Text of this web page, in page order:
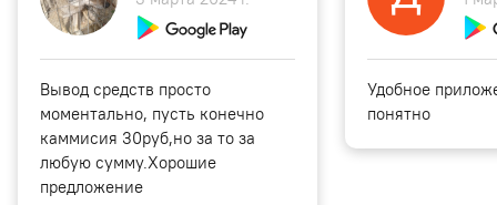
Вывод средств просто
моментально, пусть конечно
каммисия 30руб,но за то за
любую сумму.Хорошие
предложение
Удобное
понятно